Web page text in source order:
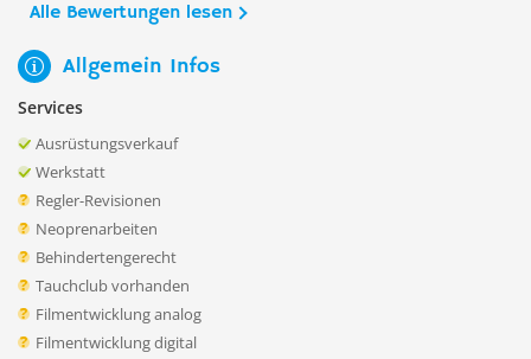
Alle Bewertungen lesen
Allgemein Infos
Services
Ausrüstungsverkauf
Werkstatt
Regler-Revisionen
Neoprenarbeiten
Behindertengerecht
Tauchclub vorhanden
Filmentwicklung analog
Filmentwicklung digital